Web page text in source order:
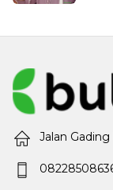
Jalan